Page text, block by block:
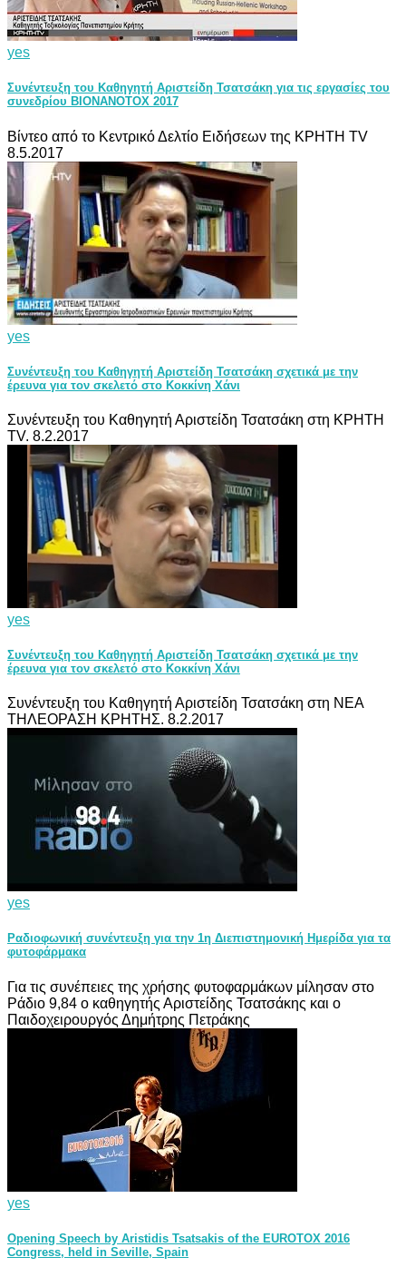
yes
Συνέντευξη του Καθηγητή Αριστείδη Τσατσάκη για τις εργασίες του
συνεδρίου BIONANOTOX 2017
Βίντεο από το Κεντρικό Δελτίο Ειδήσεων της ΚΡΗΤΗ TV
8.5.2017
yes
Συνέντευξη του Καθηγητή Αριστείδη Τσατσάκη σχετικά με την
έρευνα για τον σκελετό στο Κοκκίνη Χάνι
Συνέντευξη του Καθηγητή Αριστείδη Τσατσάκη στη ΚΡΗΤΗ
TV. 8.2.2017
yes
Συνέντευξη του Καθηγητή Αριστείδη Τσατσάκη σχετικά με την
έρευνα για τον σκελετό στο Κοκκίνη Χάνι
Συνέντευξη του Καθηγητή Αριστείδη Τσατσάκη στη ΝΕΑ
ΤΗΛΕΟΡΑΣΗ ΚΡΗΤΗΣ. 8.2.2017
yes
Ραδιοφωνική συνέντευξη για την 1η Διεπιστημονική Ημερίδα για τα
φυτοφάρμακα
Για τις συνέπειες της χρήσης φυτοφαρμάκων μίλησαν στο
Ράδιο 9,84 ο καθηγητής Αριστείδης Τσατσάκης και ο
Παιδοχειρουργός Δημήτρης Πετράκης
yes
Opening Speech by Aristidis Tsatsakis of the EUROTOX 2016
Congress, held in Seville, Spain